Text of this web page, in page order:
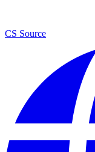
CS Source